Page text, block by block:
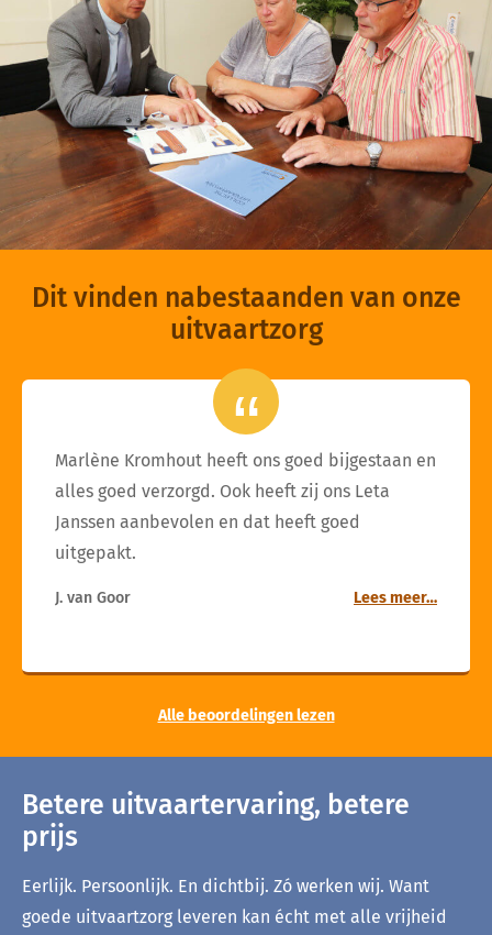
Dit vinden nabestaanden van onze
uitvaartzorg
Marlène Kromhout heeft ons goed bijgestaan en
alles goed verzorgd. Ook heeft zij ons Leta
Janssen aanbevolen en dat heeft goed
uitgepakt.
J. van Goor Lees meer…
Alle beoordelingen lezen
Betere uitvaartervaring, betere
prijs
Eerlijk. Persoonlijk. En dichtbij. Zó werken wij. Want
goede uitvaartzorg leveren kan écht met alle vrijheid